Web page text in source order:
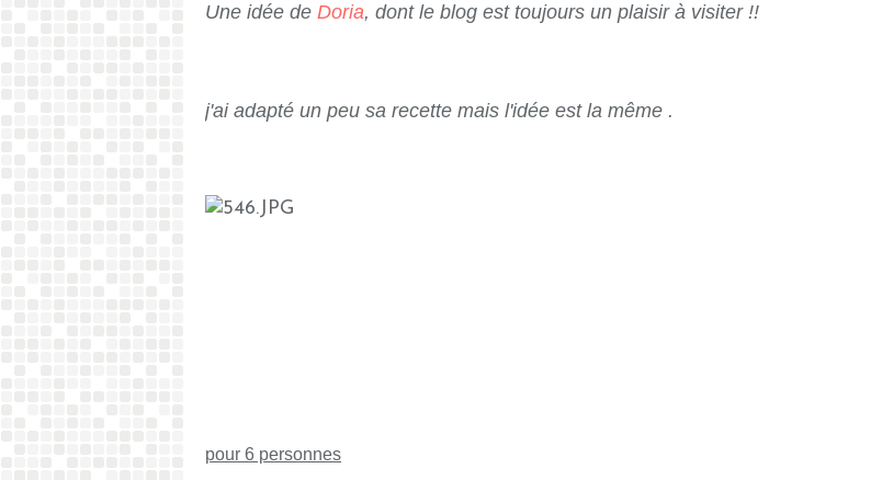
Une idée de Doria, dont le blog est toujours un plaisir à visiter !!
j'ai adapté un peu sa recette mais l'idée est la même .
pour 6 personnes